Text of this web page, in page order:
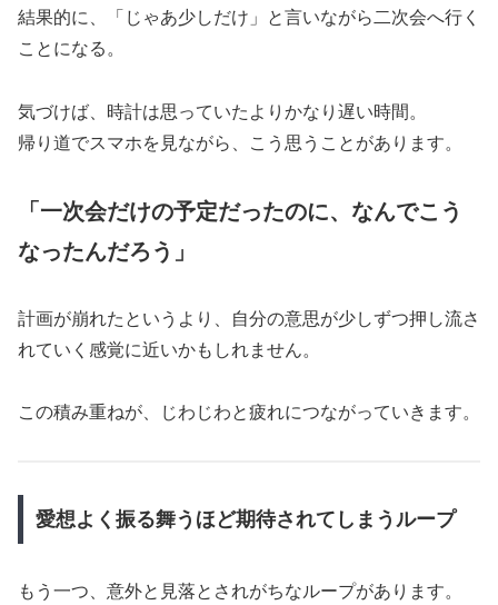
結果的に、「じゃあ少しだけ」と言いながら二次会へ行く
ことになる。
気づけば、時計は思っていたよりかなり遅い時間。
帰り道でスマホを見ながら、こう思うことがあります。
「一次会だけの予定だったのに、なんでこう
なったんだろう」
計画が崩れたというより、自分の意思が少しずつ押し流さ
れていく感覚に近いかもしれません。
この積み重ねが、じわじわと疲れにつながっていきます。
愛想よく振る舞うほど期待されてしまうループ
もう一つ、意外と見落とされがちなループがあります。